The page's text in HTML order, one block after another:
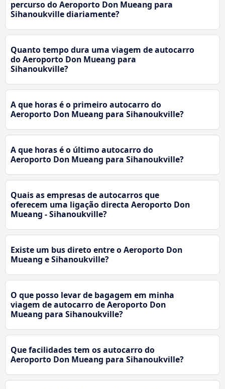
percurso do Aeroporto Don Mueang para
Sihanoukville diariamente?
Quanto tempo dura uma viagem de autocarro
do Aeroporto Don Mueang para
Sihanoukville?
A que horas é o primeiro autocarro do
Aeroporto Don Mueang para Sihanoukville?
A que horas é o último autocarro do
Aeroporto Don Mueang para Sihanoukville?
Quais as empresas de autocarros que
oferecem uma ligação directa Aeroporto Don
Mueang - Sihanoukville?
Existe um bus direto entre o Aeroporto Don
Mueang e Sihanoukville?
O que posso levar de bagagem em minha
viagem de autocarro de Aeroporto Don
Mueang para Sihanoukville?
Que facilidades tem os autocarro do
Aeroporto Don Mueang para Sihanoukville?